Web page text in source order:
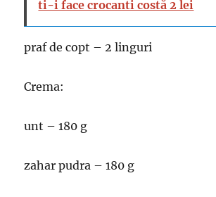
ti-i face crocanti costă 2 lei
praf de copt – 2 linguri
Crema:
unt – 180 g
zahar pudra – 180 g